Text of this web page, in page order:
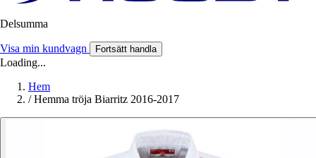
Delsumma
Visa min kundvagn Fortsätt handla
Loading...
Hem
/ Hemma tröja Biarritz 2016-2017